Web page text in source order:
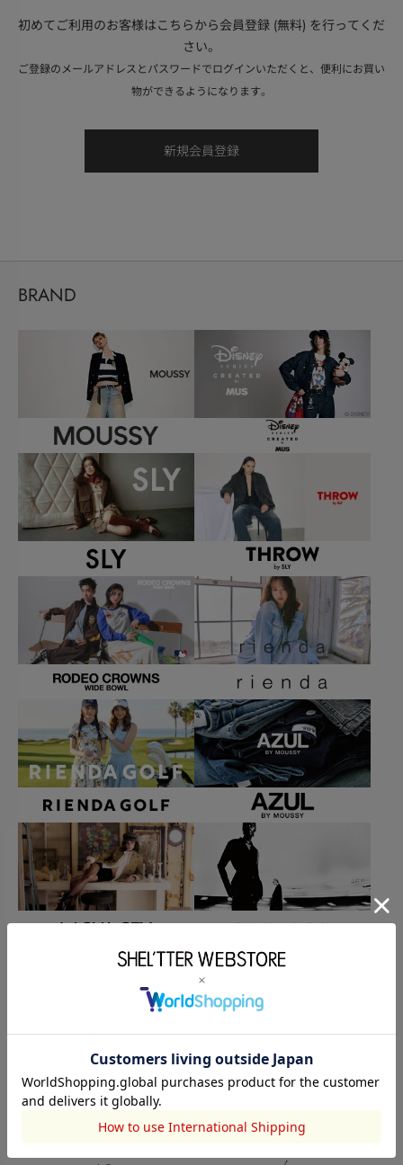
初めてご利用のお客様はこちらから会員登録 (無料) を行ってくだ
さい。
ご登録のメールアドレスとパスワードでログインいただくと、便利にお買い
物ができるようになります。
BRAND